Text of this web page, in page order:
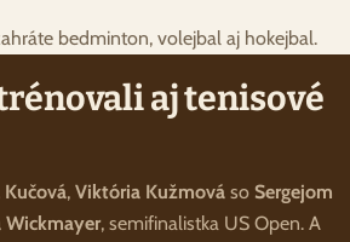
bedminton, volejbal aj hokejbal.
aj tenisové
, Viktória Kužmová so Sergejom
Wickmayer, semifinalistka US Open. A